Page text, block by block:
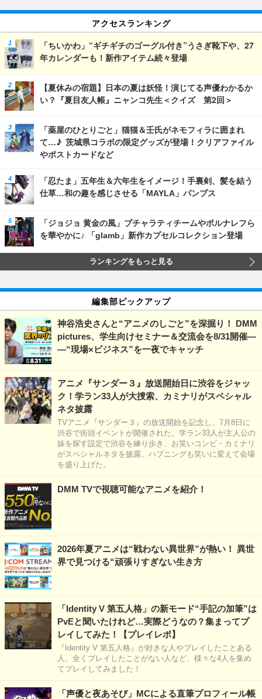
アクセスランキング
「ちいかわ」“ギチギチのゴーグル付き”うさぎ靴下や、27
年カレンダーも！新作アイテム続々登場
【夏休みの宿題】日本の夏は妖怪！演じてる声優わかるか
い？『夏目友人帳』ニャンコ先生＜クイズ 第2回＞
「薬屋のひとりごと」猫猫＆壬氏がネモフィラに囲まれ
て…♪ 茨城県コラボの限定グッズが登場！クリアファイル
やポストカードなど
「忍たま」五年生＆六年生をイメージ！手裏剣、髪を結う
仕草…和の趣を感じさせる「MAYLA」パンプス
「ジョジョ 黄金の風」ブチャラティチームやポルナレフら
を華やかに♪ 「glamb」新作カプセルコレクション登場
ランキングをもっと見る
編集部ピックアップ
神谷浩史さんと“アニメのしごと”を深掘り！ DMM
pictures、学生向けセミナー＆交流会を8/31開催―
―“現場×ビジネス”を一夜でキャッチ
アニメ『サンダー３』放送開始日に渋谷をジャッ
ク！学ラン33人が大捜索、カミナリがスペシャル
ネタ披露
TVアニメ『サンダー３』の放送開始を記念し、7月8日に
渋谷で街頭イベントが開催された。学ラン33人が主人公の
妹を探す設定で渋谷を練り歩き、お笑いコンビ・カミナリ
がスペシャルネタを披露。ハプニングも笑いに変えて会場
を盛り上げた。
DMM TVで視聴可能なアニメを紹介！
2026年夏アニメは“戦わない異世界”が熱い！ 異世
界で見つける“頑張りすぎない生き方
「Identity V 第五人格」の新モード“手記の加筆”は
PvEと聞いたけれど…実際どうなの？集まってプ
レイしてみた！【プレイレポ】
『Identity V 第五人格』が好きな人やプレイしたことある
人、全くプレイしたことがない人など、様々な4人を集め
てプレイしてみました！
「声優と夜あそび」MCによる直筆プロフィール帳